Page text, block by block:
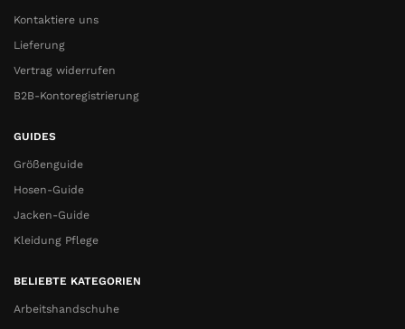
Kontaktiere uns
Lieferung
Vertrag widerrufen
B2B-Kontoregistrierung
GUIDES
Größenguide
Hosen-Guide
Jacken-Guide
Kleidung Pflege
BELIEBTE KATEGORIEN
Arbeitshandschuhe